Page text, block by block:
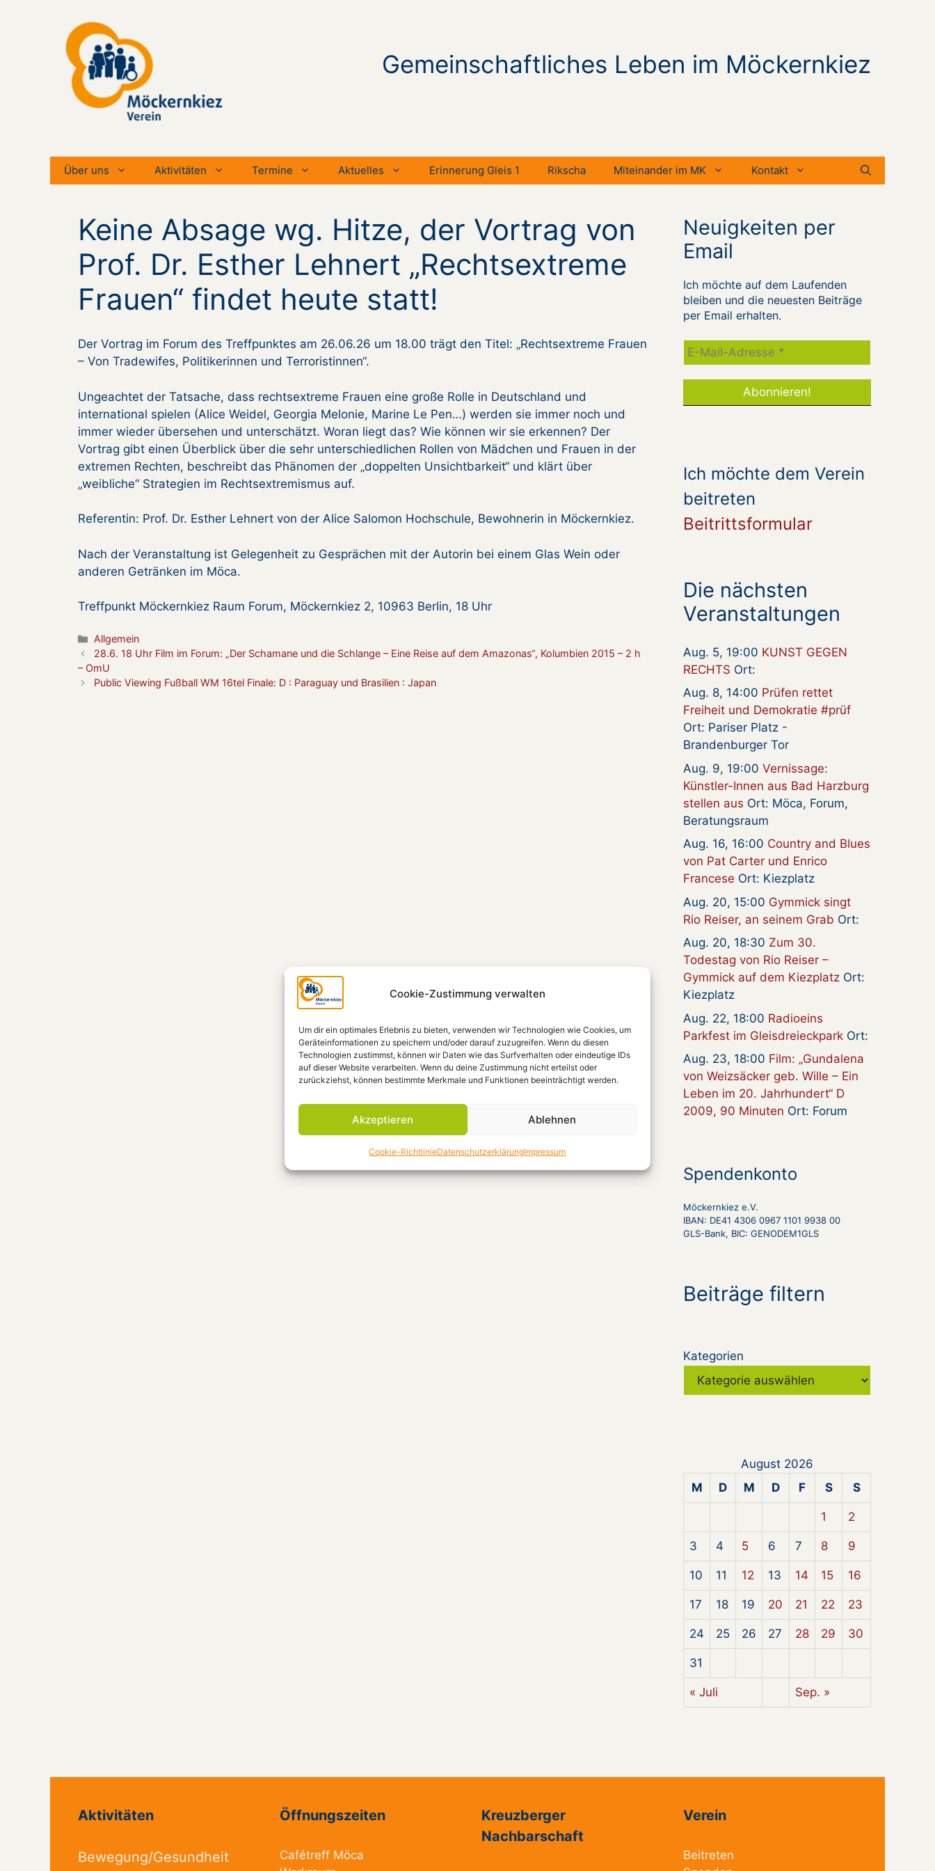
Cookie-Zustimmung verwalten
Um dir ein optimales Erlebnis zu bieten, verwenden wir Technologien wie Cookies, um
Geräteinformationen zu speichern und/oder darauf zuzugreifen. Wenn du diesen
Technologien zustimmst, können wir Daten wie das Surfverhalten oder eindeutige IDs
auf dieser Website verarbeiten. Wenn du deine Zustimmung nicht erteilst oder
zurückziehst, können bestimmte Merkmale und Funktionen beeinträchtigt werden.
Akzeptieren Ablehnen
Cookie-RichtlinieDatenschutzerklärungImpressum
Gemeinschaftliches Leben im Möckernkiez
Über uns Aktivitäten Termine Aktuelles Erinnerung Gleis 1 Rikscha Miteinander im MK Kontakt
Keine Absage wg. Hitze, der Vortrag von
Prof. Dr. Esther Lehnert „Rechtsextreme
Frauen“ findet heute statt!
Der Vortrag im Forum des Treffpunktes am 26.06.26 um 18.00 trägt den Titel: „Rechtsextreme Frauen
– Von Tradewifes, Politikerinnen und Terroristinnen“.
Ungeachtet der Tatsache, dass rechtsextreme Frauen eine große Rolle in Deutschland und
international spielen (Alice Weidel, Georgia Melonie, Marine Le Pen…) werden sie immer noch und
immer wieder übersehen und unterschätzt. Woran liegt das? Wie können wir sie erkennen? Der
Vortrag gibt einen Überblick über die sehr unterschiedlichen Rollen von Mädchen und Frauen in der
extremen Rechten, beschreibt das Phänomen der „doppelten Unsichtbarkeit“ und klärt über
„weibliche“ Strategien im Rechtsextremismus auf.
Referentin: Prof. Dr. Esther Lehnert von der Alice Salomon Hochschule, Bewohnerin in Möckernkiez.
Nach der Veranstaltung ist Gelegenheit zu Gesprächen mit der Autorin bei einem Glas Wein oder
anderen Getränken im Möca.
Treffpunkt Möckernkiez Raum Forum, Möckernkiez 2, 10963 Berlin, 18 Uhr
Kategorien
Allgemein
28.6. 18 Uhr Film im Forum: „Der Schamane und die Schlange – Eine Reise auf dem Amazonas“, Kolumbien 2015 – 2 h
– OmU
Public Viewing Fußball WM 16tel Finale: D : Paraguay und Brasilien : Japan
Neuigkeiten per
Email
Ich möchte auf dem Laufenden
bleiben und die neuesten Beiträge
per Email erhalten.
Ich möchte dem Verein
beitreten
Beitrittsformular
Die nächsten
Veranstaltungen
Aug. 5, 19:00 KUNST GEGEN
RECHTS Ort:
Aug. 8, 14:00 Prüfen rettet
Freiheit und Demokratie #prüf
Ort: Pariser Platz -
Brandenburger Tor
Aug. 9, 19:00 Vernissage:
Künstler-Innen aus Bad Harzburg
stellen aus Ort: Möca, Forum,
Beratungsraum
Aug. 16, 16:00 Country and Blues
von Pat Carter und Enrico
Francese Ort: Kiezplatz
Aug. 20, 15:00 Gymmick singt
Rio Reiser, an seinem Grab Ort:
Aug. 20, 18:30 Zum 30.
Todestag von Rio Reiser –
Gymmick auf dem Kiezplatz Ort:
Kiezplatz
Aug. 22, 18:00 Radioeins
Parkfest im Gleisdreieckpark Ort:
Aug. 23, 18:00 Film: „Gundalena
von Weizsäcker geb. Wille – Ein
Leben im 20. Jahrhundert“ D
2009, 90 Minuten Ort: Forum
Spendenkonto
Möckernkiez e.V.
IBAN: DE41 4306 0967 1101 9938 00
GLS-Bank, BIC: GENODEM1GLS
Beiträge filtern
Kategorien
August 2026
M
D M D F S S
1 2
3 4 5 6 7 8 9
10 11 12 13 14 15 16
17 18 19 20 21 22 23
24 25 26 27 28 29 30
31
« Juli Sep. »
Aktivitäten
Bewegung/Gesundheit
Öffnungszeiten
Cafétreff Möca
Kreuzberger
Nachbarschaft
Verein
Beitreten